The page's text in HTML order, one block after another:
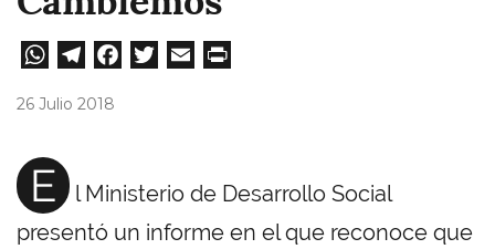
W
A
pp
Te
m
Fa
26 Julio 2018
E
l Ministerio de Desarrollo Social
presentó un informe en el que reconoce que